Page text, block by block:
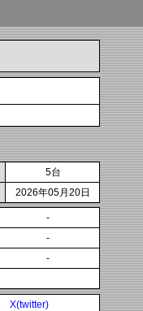
5台
2026年05月20日
-
-
-
X(twitter)